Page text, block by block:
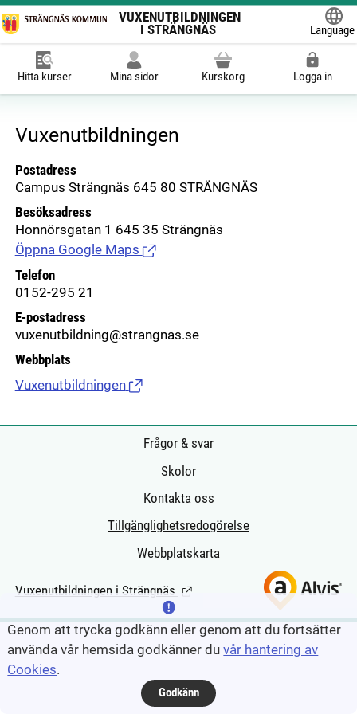
VUXENUTBILDNINGEN
I STRÄNGNÄS
Language
Hitta kurser Mina sidor Kurskorg Logga in
Vuxenutbildningen
Postadress
Campus Strängnäs 645 80 STRÄNGNÄS
Besöksadress
Honnörsgatan 1 645 35 Strängnäs
Öppna Google Maps (Länk till extern sida.)
Telefon
0152-295 21
E-postadress
vuxenutbildning@strangnas.se
Webbplats
Vuxenutbildningen (Länk till extern sida.)
Frågor & svar
Skolor
Kontakta oss
Tillgänglighetsredogörelse
Webbplatskarta
Vuxenutbildningen i Strängnäs (Länk till extern sida.)
Genom att trycka godkänn eller genom att du fortsätter
använda vår hemsida godkänner duvår hantering av
Cookies.
Godkänn